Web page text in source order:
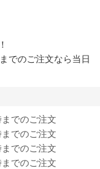
でのご注文なら当日
までのご注文
までのご注文
までのご注文
までのご注文